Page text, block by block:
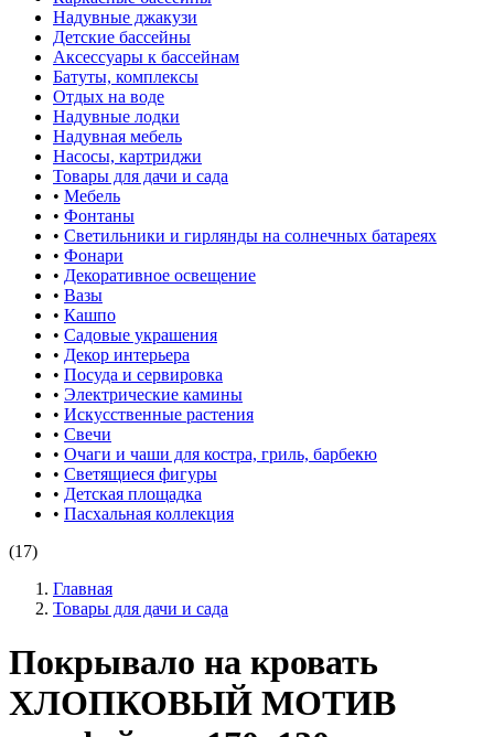
Надувные джакузи
Детские бассейны
Аксессуары к бассейнам
Батуты, комплексы
Отдых на воде
Надувные лодки
Надувная мебель
Насосы, картриджи
Товары для дачи и сада
• Мебель
• Фонтаны
• Светильники и гирлянды на солнечных батареях
• Фонари
• Декоративное освещение
• Вазы
• Кашпо
• Садовые украшения
• Декор интерьера
• Посуда и сервировка
• Электрические камины
• Искусственные растения
• Свечи
• Очаги и чаши для костра, гриль, барбекю
• Светящиеся фигуры
• Детская площадка
• Пасхальная коллекция
(17)
Главная
Товары для дачи и сада
Покрывало на кровать
ХЛОПКОВЫЙ МОТИВ